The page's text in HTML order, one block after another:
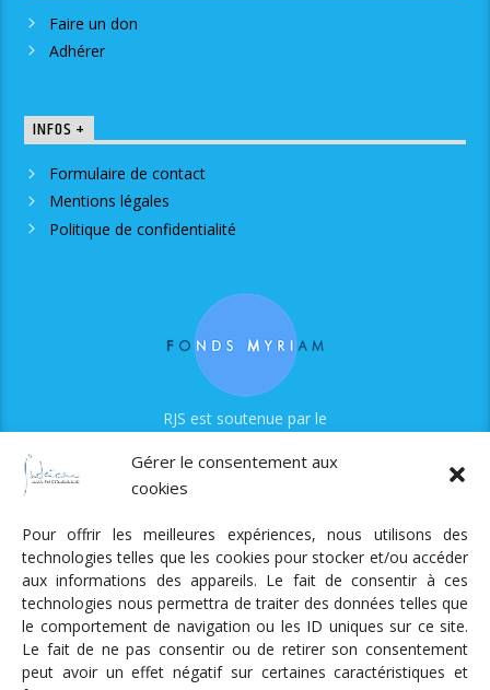
Gérer le consentement aux
cookies
Pour offrir les meilleures expériences, nous utilisons des
technologies telles que les cookies pour stocker et/ou accéder
aux informations des appareils. Le fait de consentir à ces
technologies nous permettra de traiter des données telles que
le comportement de navigation ou les ID uniques sur ce site.
Le fait de ne pas consentir ou de retirer son consentement
peut avoir un effet négatif sur certaines caractéristiques et
Faire un don
Adhérer
INFOS +
Formulaire de contact
Mentions légales
Politique de confidentialité
RJS est soutenue par le
Radio Judaica Strasbourg
Tous droits réservés
RADIO JUDAÏCA ÉMISSIONS ET GRILLE DES PROGRAMMES